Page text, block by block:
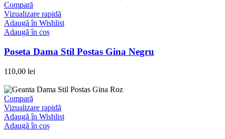
Compară
Vizualizare rapidă
Adaugă în Wishlist
Adaugă în coș
Poseta Dama Stil Postas Gina Negru
110,00 lei
Compară
Vizualizare rapidă
Adaugă în Wishlist
Adaugă în coș